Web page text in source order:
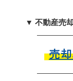
▼ 不動産売
売